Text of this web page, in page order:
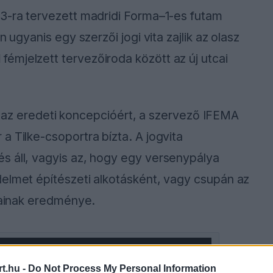
- Do Not Process My Personal Information
ra tervezett madridi Forma–1-es futam
egy szerzői jogi vita zajlik az olasz
tervezőiroda között az új utcai
eredeti koncepcióért, a szervező IFEMA
Tilke-csoportra bízta. A jogvita
áll, vagyis az, hogy egy versenypálya
építészeti alkotásként, vagy csupán az
eredménye.
the server or network failed or because the
supported.